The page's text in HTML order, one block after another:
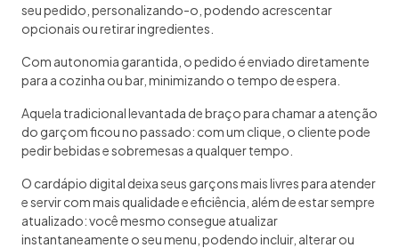
seu pedido, personalizando-o, podendo acrescentar
opcionais ou retirar ingredientes.
Com autonomia garantida, o pedido é enviado diretamente
para a cozinha ou bar, minimizando o tempo de espera.
Aquela tradicional levantada de braço para chamar a atenção
do garçom ficou no passado: com um clique, o cliente pode
pedir bebidas e sobremesas a qualquer tempo.
O cardápio digital deixa seus garçons mais livres para atender
e servir com mais qualidade e eficiência, além de estar sempre
atualizado: você mesmo consegue atualizar
instantaneamente o seu menu, podendo incluir, alterar ou